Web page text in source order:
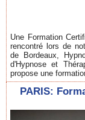
Une Formation
rencontré lors de
de Bordeaux,
d'Hypnose et
propose une
PARIS: